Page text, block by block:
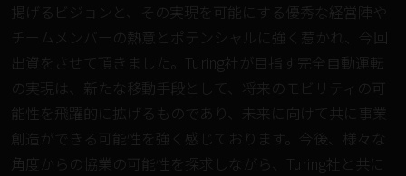
掲げるビジョンと、その実現を可能にする優秀な経営陣や
チームメンバーの熱意とポテンシャルに強く惹かれ、今回
出資をさせて頂きました。Turing社が目指す完全自動運転
の実現は、新たな移動手段として、将来のモビリティの可
能性を飛躍的に拡げるものであり、未来に向けて共に事業
創造ができる可能性を強く感じております。今後、様々な
角度からの協業の可能性を探求しながら、Turing社と共に